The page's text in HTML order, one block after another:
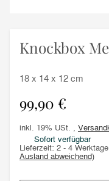
Knockbox
18 x 14 x 12 cm
99,90 €
inkl. 19% USt. ,
Sofort verfügbar
Lieferzeit: 2 - 4 Werktage
Ausland abweichend)